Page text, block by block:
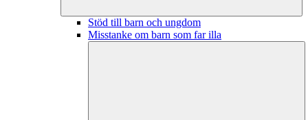
Stöd till barn och ungdom
Misstanke om barn som far illa